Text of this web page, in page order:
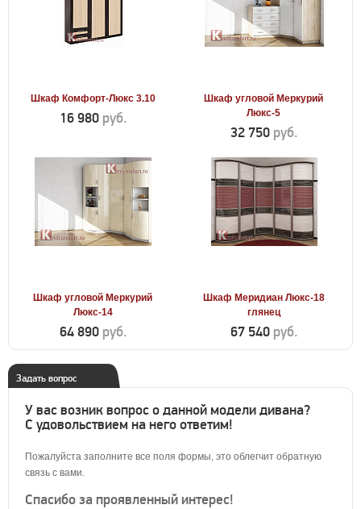
Шкаф Комфорт-Люкс 3.10
16 980 руб.
Шкаф угловой Меркурий
Люкс-5
32 750 руб.
Шкаф угловой Меркурий
Люкс-14
64 890 руб.
Шкаф Меридиан Люкс-18
глянец
67 540 руб.
Задать вопрос
У вас возник вопрос о данной модели дивана?
С удовольствием на него ответим!
Пожалуйста заполните все поля формы, это облегчит обратную
связь с вами.
Спасибо за проявленный интерес!